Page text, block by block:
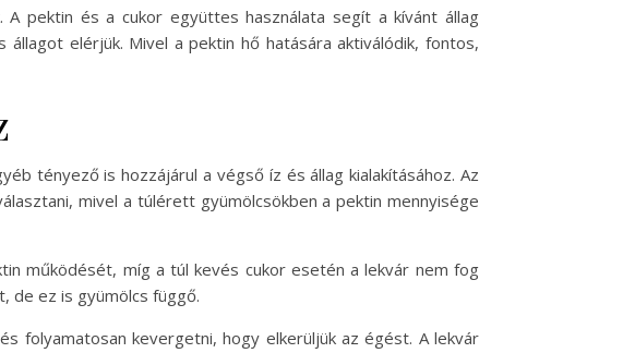
pektin és a cukor együttes használata segít a kívánt állag
elérjük. Mivel a pektin hő hatására aktiválódik, fontos,
tényező is hozzájárul a végső íz és állag kialakításához. Az
mivel a túlérett gyümölcsökben a pektin mennyisége
működését, míg a túl kevés cukor esetén a lekvár nem fog
de ez is gyümölcs függő.
folyamatosan kevergetni, hogy elkerüljük az égést. A lekvár